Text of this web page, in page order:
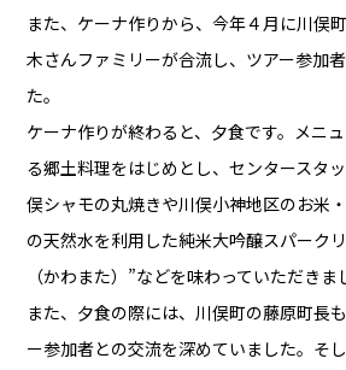
また、ケーナ作りから、今年４月に川俣
木さんファミリーが合流し、ツアー参加
た。
ケーナ作りが終わると、夕食です。メニ
る郷土料理をはじめとし、センタースタ
俣シャモの丸焼きや川俣小神地区のお米
の天然水を利用した純米大吟醸スパーク
（かわまた）”などを味わっていただきま
また、夕食の際には、川俣町の藤原町長
ー参加者との交流を深めていました。そ